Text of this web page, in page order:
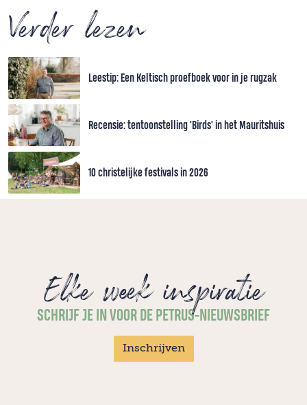
Verder lezen
Leestip: Een Keltisch proefboek voor in je rugzak
Recensie: tentoonstelling 'Birds' in het Mauritshuis
10 christelijke festivals in 2026
Elke week inspiratie
SCHRIJF JE IN VOOR DE PETRUS-NIEUWSBRIEF
Inschrijven